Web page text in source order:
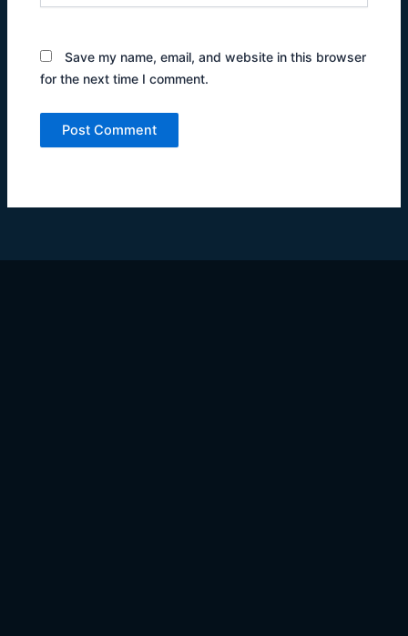
Save my name, email, and website in this browser
for the next time I comment.